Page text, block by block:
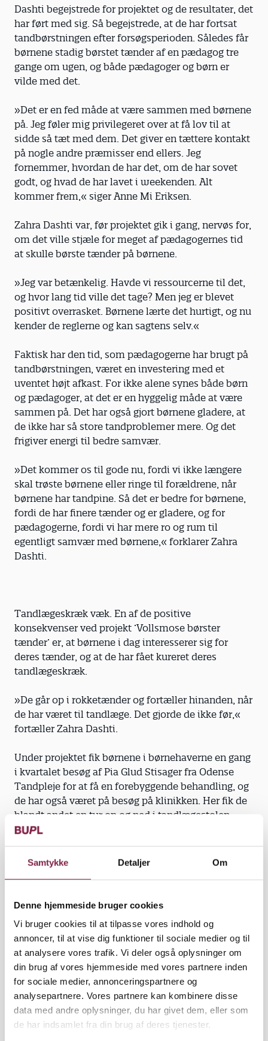
Samtykke Detaljer Om
Denne hjemmeside bruger cookies
Vi bruger cookies til at tilpasse vores indhold og
annoncer, til at vise dig funktioner til sociale medier og til
at analysere vores trafik. Vi deler også oplysninger om
din brug af vores hjemmeside med vores partnere inden
for sociale medier, annonceringspartnere og
analysepartnere. Vores partnere kan kombinere disse
data med andre oplysninger, du har givet dem, eller som
de har indsamlet fra din brug af deres tjenester.
Dashti begejstrede for projektet og de resultater, det
har ført med sig. Så begejstrede, at de har fortsat
tandbørstningen efter forsøgsperioden. Således får
børnene stadig børstet tænder af en pædagog tre
gange om ugen, og både pædagoger og børn er
vilde med det.
»Det er en fed måde at være sammen med børnene
på. Jeg føler mig privilegeret over at få lov til at
sidde så tæt med dem. Det giver en tættere kontakt
på nogle andre præmisser end ellers. Jeg
fornemmer, hvordan de har det, om de har sovet
godt, og hvad de har lavet i weekenden. Alt
kommer frem,« siger Anne Mi Eriksen.
Zahra Dashti var, før projektet gik i gang, nervøs for,
om det ville stjæle for meget af pædagogernes tid
at skulle børste tænder på børnene.
»Jeg var betænkelig. Havde vi ressourcerne til det,
og hvor lang tid ville det tage? Men jeg er blevet
positivt overrasket. Børnene lærte det hurtigt, og nu
kender de reglerne og kan sagtens selv.«
Faktisk har den tid, som pædagogerne har brugt på
tandbørst­ningen, været en investering med et
uventet højt afkast. For ikke alene synes både børn
og pædagoger, at det er en hyggelig måde at være
sammen på. Det har også gjort børnene gladere, at
de ikke har så store tandproblemer mere. Og det
frigiver energi til bedre samvær.
»Det kommer os til gode nu, fordi vi ikke længere
skal trøste børnene eller ringe til forældrene, når
børnene har tandpine. Så det er bedre for børnene,
fordi de har finere tænder og er gladere, og for
pædagogerne, fordi vi har mere ro og rum til
egentligt samvær med børnene,« forklarer Zahra
Dashti.
Tandlægeskræk væk. En af de positive
konsekvenser ved projekt ’Vollsmose børster
tænder’ er, at børnene i dag interesserer sig for
deres tænder, og at de har fået kureret deres
tandlægeskræk.
»De går op i rokketænder og fortæller hinanden, når
de har været til tandlæge. Det gjorde de ikke før,«
fortæller Zahra Dashti.
Under projektet fik børnene i børnehaverne en gang
i kvartalet besøg af Pia Glud Stisager fra Odense
Tandpleje for at få en forebyggende behandling, og
de har også været på besøg på klinikken. Her fik de
blandt andet en tur op og ned i tandlægestolen,
børstede tænder på en abe, pustede den i munden
og blev selv pustet i munden. De smurte også
fluorlak på aben og smagte det selv, mens de
tage suget ind i deres mund og fange tungen.
»Det kræver meget tillid. Det er noget, de normalt
vægrer sig imod, når de kommer i klinikken,«
fortæller hun og tilføjer, at legedagene har givet
børnene helt anderledes oplevelser, end når de
kommer med forældrene og gemmer sig bag mors
skørter, fordi de er nervøse.
»Det har været en kæmpestor succes. Det er en sjov